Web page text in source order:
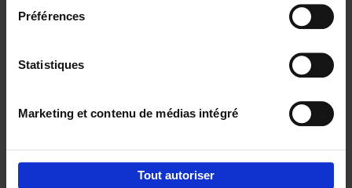
Préférences
Statistiques
Marketing et contenu de médias intégré
Tout autoriser
Digital marketing like a PRO -
completely revised edition (EN)